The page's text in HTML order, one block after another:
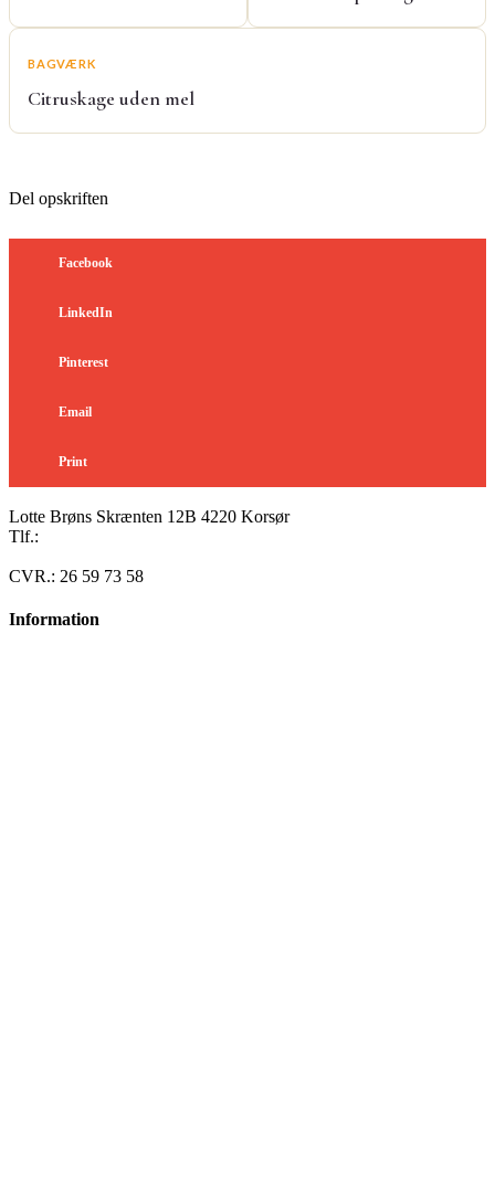
BAGVÆRK
Citruskage uden mel
Del opskriften
Facebook
LinkedIn
Pinterest
Email
Print
Lotte Brøns Skrænten 12B 4220 Korsør
Tlf.:
CVR.: 26 59 73 58
Information